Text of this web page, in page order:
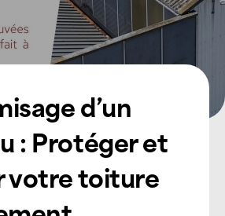
d’un
: Protéger et
votre toiture